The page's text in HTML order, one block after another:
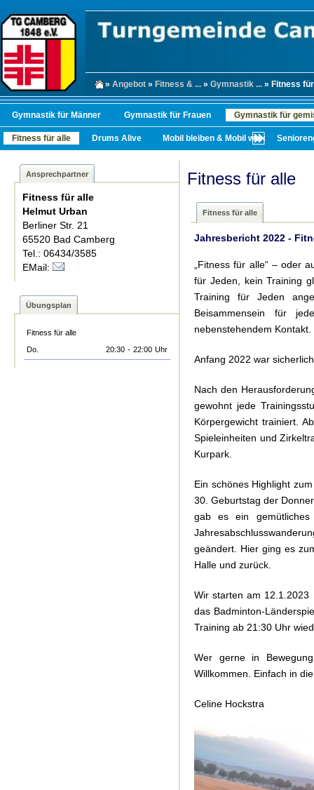
» Angebot » Fitness & ... » Gymnastik ... » Fitness
Gymnastik für Männer Gymnastik für Frauen Gymnastik für
Fitness für alle Drums Alive Mobil bleiben & Mobil werden
Ansprechpartner
Fitness für alle
Helmut Urban
Berliner Str. 21
65520 Bad Camberg
Tel.: 06434/3585
EMail:
Übungsplan
Fitness für alle
Do.
20:30 - 22:00 Uhr
Fitness für alle
Fitness für alle
Jahresbericht 2022 -
„Fitness für alle“ – oder
für Jeden, kein Training
Training für Jeden
Beisammensein für
nebenstehendem Kontakt.
Anfang 2022 war
Nach den
gewohnt jede
Körpergewicht trainiert.
Spieleinheiten und
Kurpark.
Ein schönes Highlight
30. Geburtstag der
gab es ein gemütliches
geändert. Hier ging es
Halle und zurück.
Wir starten am
das Badminton-
Training ab 21:30 Uhr
Wer gerne in
Willkommen. Einfach in
Celine Hockstra